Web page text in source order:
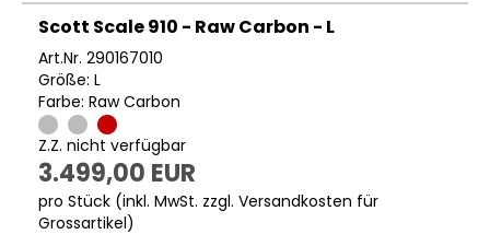
Scott Scale 910 - Raw Carbon - L
Art.Nr. 290167010
Größe: L
Farbe: Raw Carbon
Z.Z. nicht verfügbar
3.499,00 EUR
pro Stück (inkl. MwSt. zzgl. Versandkosten für
Grossartikel)